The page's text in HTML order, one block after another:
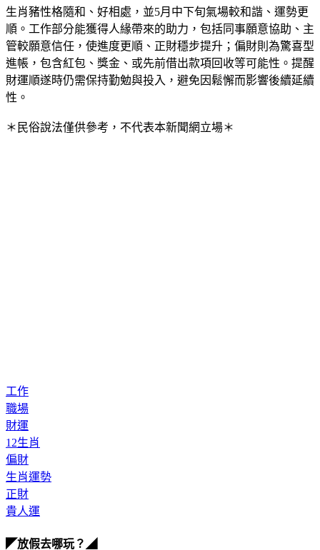
生肖豬性格隨和、好相處，並5月中下旬氣場較和諧、運勢更
順。工作部分能獲得人緣帶來的助力，包括同事願意協助、主
管較願意信任，使進度更順、正財穩步提升；偏財則為驚喜型
進帳，包含紅包、獎金、或先前借出款項回收等可能性。提醒
財運順遂時仍需保持勤勉與投入，避免因鬆懈而影響後續延續
性。
＊民俗說法僅供參考，不代表本新聞網立場＊
工作
職場
財運
12生肖
偏財
生肖運勢
正財
貴人運
◤放假去哪玩？◢